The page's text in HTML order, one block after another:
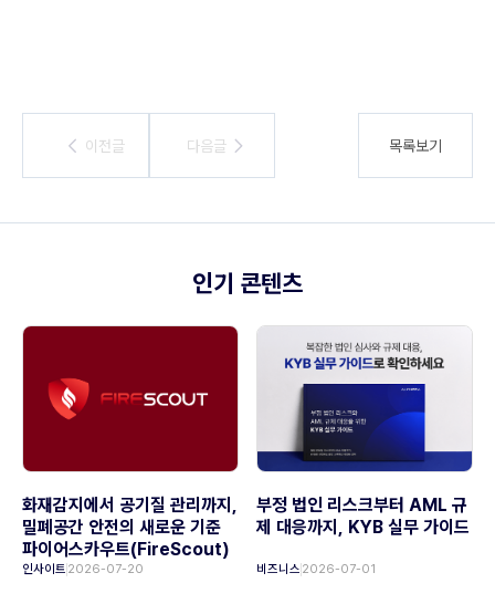
이전글
이전글 다음글
다음글 목록보기
인기 콘텐츠
화재감지에서 공기질 관리까지,
밀폐공간 안전의 새로운 기준
파이어스카우트(FireScout)
인사이트 2026-07-20
부정 법인 리스크부터 AML 규
제 대응까지, KYB 실무 가이드
비즈니스 2026-07-01